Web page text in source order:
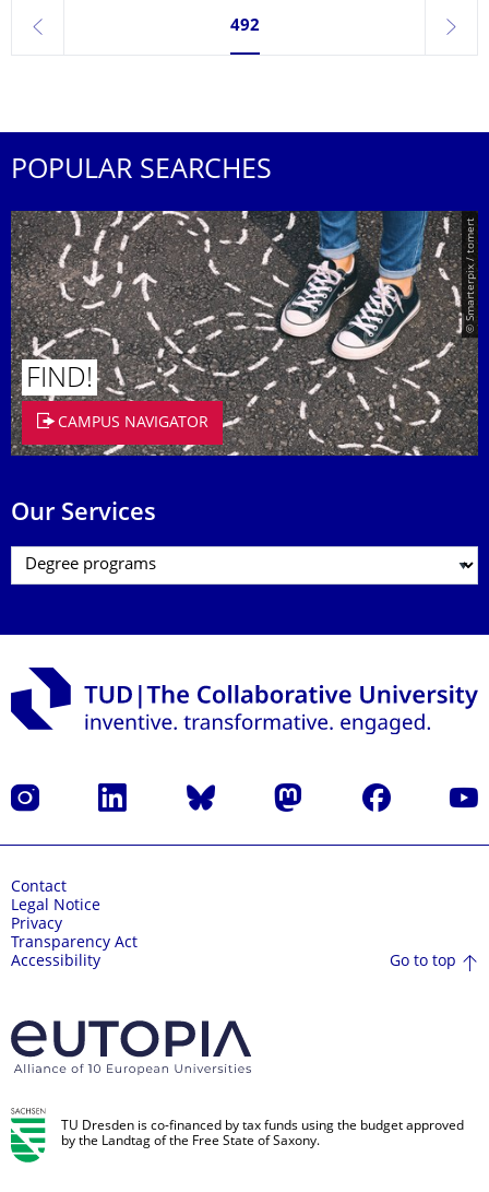
previous
Currently on page 492
492
next
POPULAR SEARCHES
© Smarterpix / tomert
FIND!
CAMPUS NAVIGATOR
Our Services
Instagram LinkedIn Bluesky Mastodon Facebook
Contact
Legal Notice
Privacy
Transparency Act
Accessibility
Go to top
TU Dresden is co-financed by tax funds using the budget approved
by the Landtag of the Free State of Saxony.